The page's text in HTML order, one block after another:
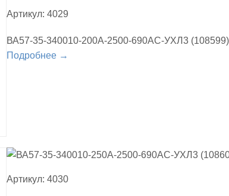
Артикул: 4029
ВА57-35-340010-200А-2500-690AC-УХЛ3 (108599)
Подробнее →
Артикул: 4030